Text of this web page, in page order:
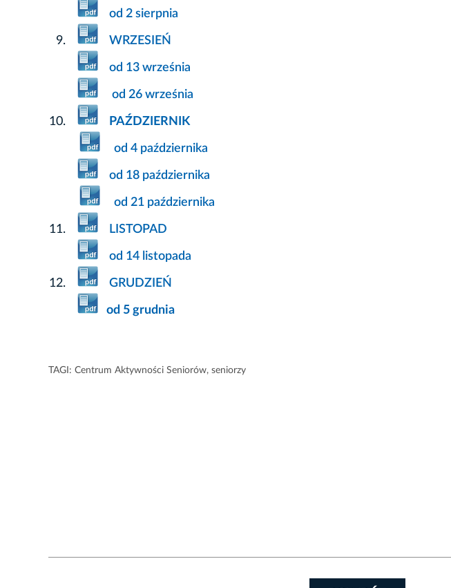
od 2 sierpnia
WRZESIEŃ
od 13 września
od 26 września
PAŹDZIERNIK
od 4 października
od 18 października
od 21 października
LISTOPAD
od 14 listopada
GRUDZIEŃ
od 5 grudnia
TAGI: Centrum Aktywności Seniorów, seniorzy